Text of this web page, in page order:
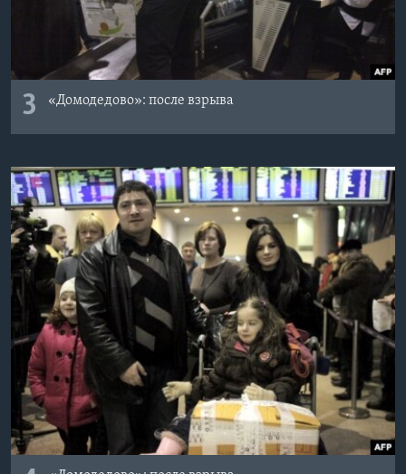
3 «Домодедово»: после взрыва